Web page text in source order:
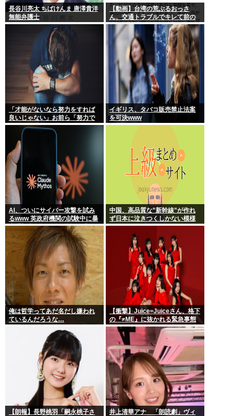
長谷川亮太 ちばけんま 唐澤貴洋
無能弁護士
【動画】台湾の荒ぶるおっさ
ん、交通トラブルでキレて前の
車の運転手をナイフで斬りつけ
るも壮絶な返り討ちにあう
「才能がないなら努力をすれば
良いじゃない」お前ら「努力で
きるのも才能だよ」←は？
イギリス、タバコ販売禁止法案
を可決www
AI、ついにサイバー攻撃を試み
るwww 英政府機関の試験中に暴
走「架空人物になり承認要求」
中国、高品質な”新幹線”が作れ
ず日本に泣きつくしかない模様
www
俺は哲学ってあだ名だし嫌われ
ているんだろうな…
【衝撃】Juice=Juiceさん、格下
の『≠ME』に抜かれる緊急事態
ｗｗｗｗｗｗｗｗｗｗｗｗ
【朗報】長野桃羽「嗣永桃子さ
井上清華アナ 「朗読劇」ヴィ